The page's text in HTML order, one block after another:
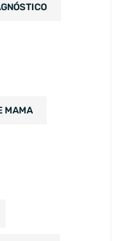
MAMA